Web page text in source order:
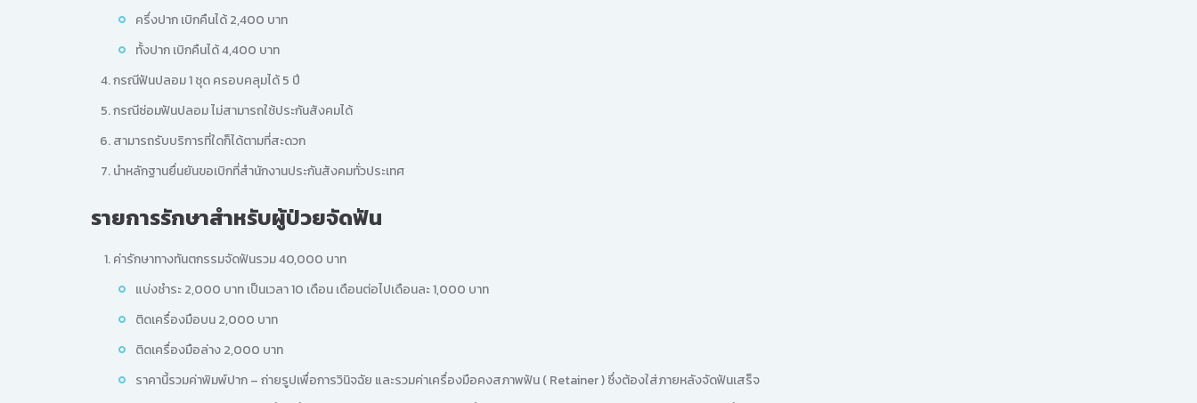
ครึ่งปาก เบิกคืนได้ 2,400 บาท
ทั้งปาก เบิกคืนได้ 4,400 บาท
กรณีฟันปลอม 1 ชุด ครอบคลุมได้ 5 ปี
กรณีซ่อมฟันปลอม ไม่สามารถใช้ประกันสังคมได้
สามารถรับบริการที่ใดก็ได้ตามที่สะดวก
นำหลักฐานยื่นยันขอเบิกที่สำนักงานประกันสังคมทั่วประเทศ
รายการรักษาสำหรับผู้ป่วยจัดฟัน
ค่ารักษาทางทันตกรรมจัดฟันรวม 40,000 บาท
แบ่งชำระ 2,000 บาท เป็นเวลา 10 เดือน เดือนต่อไปเดือนละ 1,000 บาท
ติดเครื่องมือบน 2,000 บาท
ติดเครื่องมือล่าง 2,000 บาท
ราคานี้รวมค่าพิมพ์ปาก – ถ่ายรูปเพื่อการวินิจฉัย และรวมค่าเครื่องมือคงสภาพฟัน ( Retainer ) ซึ่งต้องใส่ภายหลังจัดฟันเสร็จ